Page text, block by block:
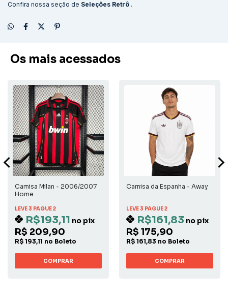
Confira nossa seção de Seleções Retrô .
Os mais acessados
Camisa Milan - 2006/2007
Home
LEVE 3 PAGUE 2
R$193,11 no pix
R$ 209,90
R$ 193,11 no Boleto
COMPRAR
Camisa da Espanha - Away
LEVE 3 PAGUE 2
R$161,83 no pix
R$ 175,90
R$ 161,83 no Boleto
COMPRAR